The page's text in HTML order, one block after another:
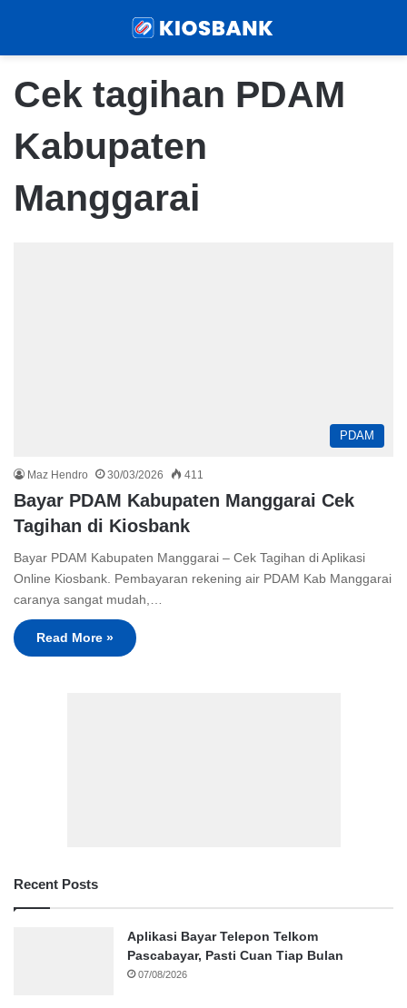
Cek tagihan PDAM
Kabupaten
Manggarai
PDAM
Maz Hendro 30/03/2026 411
Bayar PDAM Kabupaten Manggarai Cek
Tagihan di Kiosbank
Bayar PDAM Kabupaten Manggarai – Cek Tagihan di Aplikasi
Online Kiosbank. Pembayaran rekening air PDAM Kab Manggarai
caranya sangat mudah,…
Read More »
Recent Posts
Aplikasi Bayar Telepon Telkom
Pascabayar, Pasti Cuan Tiap Bulan
07/08/2026